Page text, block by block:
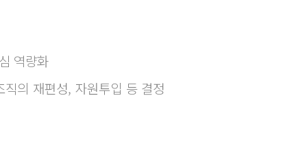
역량화
의 재편성, 자원투입 등 결정